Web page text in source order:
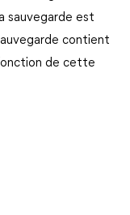
sauvegarde est
contient
de cette